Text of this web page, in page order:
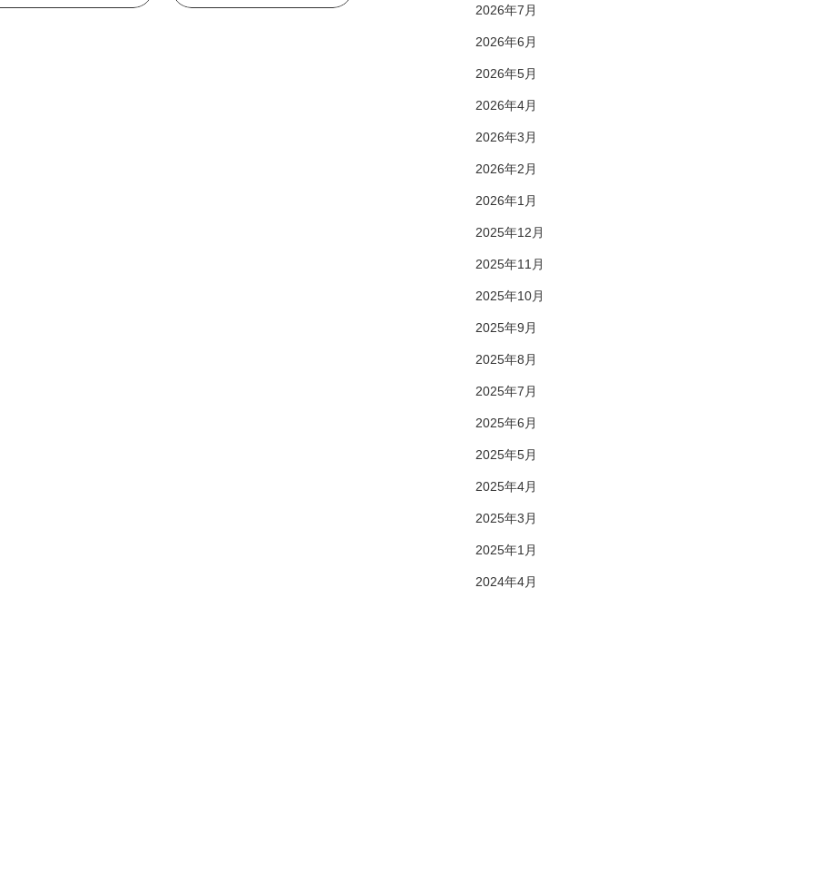
2026年7月
2026年6月
2026年5月
2026年4月
2026年3月
2026年2月
2026年1月
2025年12月
2025年11月
2025年10月
2025年9月
2025年8月
2025年7月
2025年6月
2025年5月
2025年4月
2025年3月
2025年1月
2024年4月